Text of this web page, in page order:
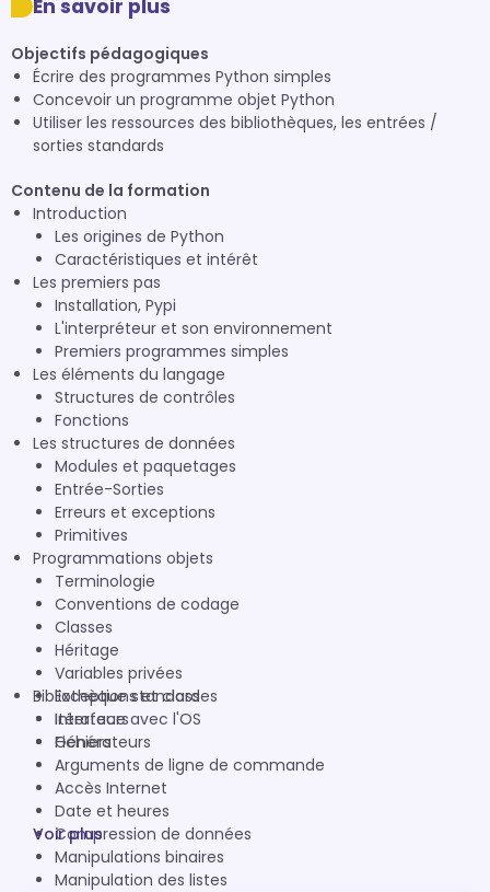
En savoir plus
Objectifs pédagogiques
Écrire des programmes Python simples
Concevoir un programme objet Python
Utiliser les ressources des bibliothèques, les entrées /
sorties standards
Contenu de la formation
Introduction
Les origines de Python
Caractéristiques et intérêt
Les premiers pas
Installation, Pypi
L'interpréteur et son environnement
Premiers programmes simples
Les éléments du langage
Structures de contrôles
Fonctions
Les structures de données
Modules et paquetages
Entrée-Sorties
Erreurs et exceptions
Primitives
Programmations objets
Terminologie
Conventions de codage
Classes
Héritage
Variables privées
Exceptions et classes
Itérateurs
Générateurs
Bibliothèque standard
Interface avec l'OS
Fichiers
Arguments de ligne de commande
Accès Internet
Date et heures
Compression de données
Manipulations binaires
Manipulation des listes
Voir plus